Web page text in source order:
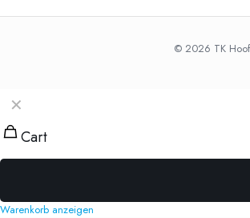
© 2026 TK
✕
Cart
Warenkorb anzeigen